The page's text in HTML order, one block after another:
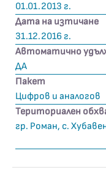
01.01.2013 г.
Дата на изтичане
31.12.2016 г.
Автоматично
ДА
Пакет
Цифров и аналогов
Териториален
гр. Роман, с.